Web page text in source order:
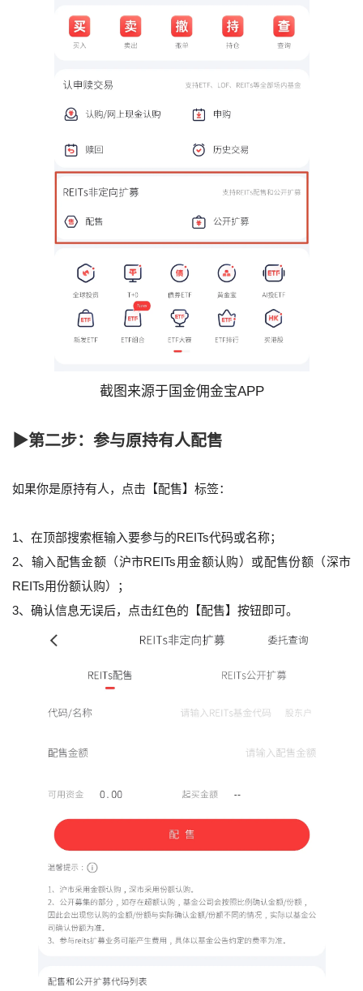
截图来源于国金佣金宝APP
▶第二步：参与原持有人配售
如果你是原持有人，点击【配售】标签：
1、在顶部搜索框输入要参与的REITs代码或名称；
2、输入配售金额（沪市REITs用金额认购）或配售份额（深市
REITs用份额认购）；
3、确认信息无误后，点击红色的【配售】按钮即可。